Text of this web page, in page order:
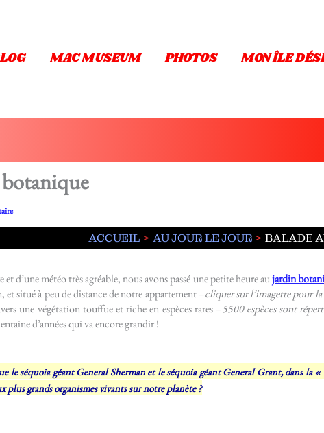
MAC MUSEUM PHOTOS MON ÎLE
ACCUEIL AU JOUR LE JOUR BALADE
d’une météo très agréable, nous avons passé une petite heure aujardin
et situé à peu de distance de notre appartement –cliquer sur l’imagette pour
une végétation touffue et riche en espèces rares –5500 espèces sont
d’années qui va encore grandir !
le séquoia géant General Sherman et le séquoia géant General Grant, dans
plus grands organismes vivants sur notre planète ?